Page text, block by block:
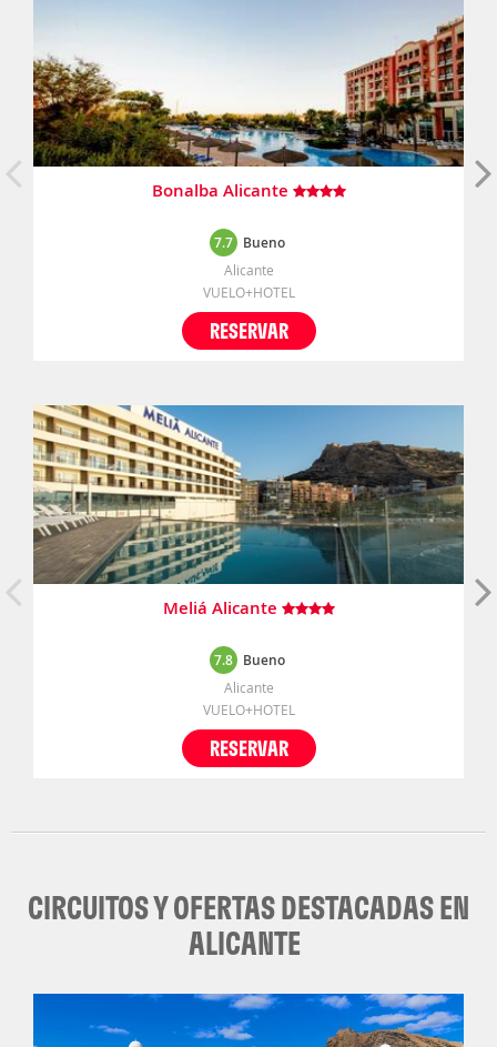
Bonalba Alicante
7.7 Bueno
Alicante
VUELO+HOTEL
RESERVAR
Meliá Alicante
7.8 Bueno
Alicante
VUELO+HOTEL
RESERVAR
CIRCUITOS Y OFERTAS DESTACADAS EN
ALICANTE